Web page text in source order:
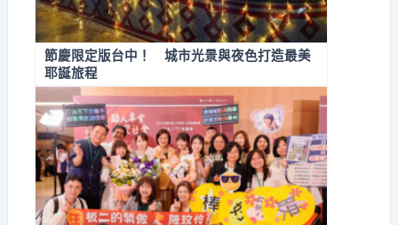
節慶限定版台中！ 城市光景與夜色打造最美
耶誕旅程